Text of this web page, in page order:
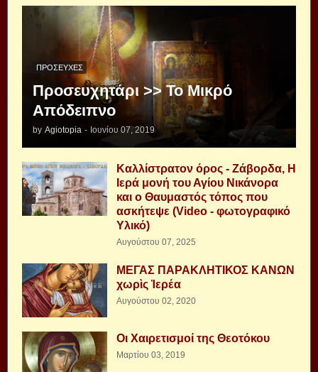
ΠΡΟΣΕΥΧΈΣ
Προσευχητάρι >> Το Μικρό
Απόδειπνο
by Agiotopia - Ιουνίου 07, 2019
Καλλίστρατον όρος - Ζάβορδα, Η
Ιερά μονή του Αγίου Νικάνορα
και ο Θαυμαστός τόπος που
ασκήτεψε (Video - φωτογραφικό
Υλικό)
Αυγούστου 07, 2025
ΜΕΓΑΣ ΠΑΡΑΚΛΗΤΙΚΟΣ ΚΑΝΩΝ
χωρὶς Ἱερέα
Αυγούστου 02, 2020
Οι Χαιρετισμοί της Θεοτόκου
Μαρτίου 03, 2019